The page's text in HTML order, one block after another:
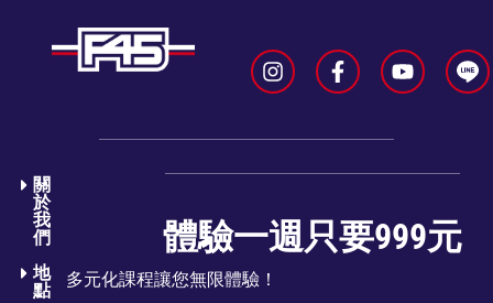
關
於
我
們​
地
點
體驗一週只要999元
多元化課程讓您無限體驗！